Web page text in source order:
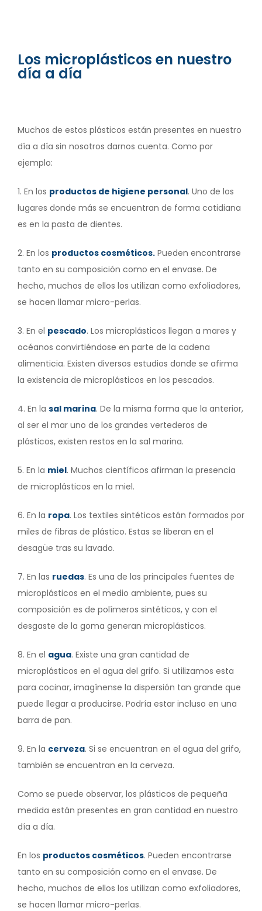
Los microplásticos en nuestro
día a día
Muchos de estos plásticos están presentes en nuestro
día a día sin nosotros darnos cuenta. Como por
ejemplo:
1. En los productos de higiene personal. Uno de los
lugares donde más se encuentran de forma cotidiana
es en la pasta de dientes.
2. En los productos cosméticos. Pueden encontrarse
tanto en su composición como en el envase. De
hecho, muchos de ellos los utilizan como exfoliadores,
se hacen llamar micro-perlas.
3. En el pescado. Los microplásticos llegan a mares y
océanos convirtiéndose en parte de la cadena
alimenticia. Existen diversos estudios donde se afirma
la existencia de microplásticos en los pescados.
4. En la sal marina. De la misma forma que la anterior,
al ser el mar uno de los grandes vertederos de
plásticos, existen restos en la sal marina.
5. En la miel. Muchos científicos afirman la presencia
de microplásticos en la miel.
6. En la ropa. Los textiles sintéticos están formados por
miles de fibras de plástico. Estas se liberan en el
desagüe tras su lavado.
7. En las ruedas. Es una de las principales fuentes de
microplásticos en el medio ambiente, pues su
composición es de polímeros sintéticos, y con el
desgaste de la goma generan microplásticos.
8. En el agua. Existe una gran cantidad de
microplásticos en el agua del grifo. Si utilizamos esta
para cocinar, imagínense la dispersión tan grande que
puede llegar a producirse. Podría estar incluso en una
barra de pan.
9. En la cerveza. Si se encuentran en el agua del grifo,
también se encuentran en la cerveza.
Como se puede observar, los plásticos de pequeña
medida están presentes en gran cantidad en nuestro
día a día.
En los productos cosméticos. Pueden encontrarse
tanto en su composición como en el envase. De
hecho, muchos de ellos los utilizan como exfoliadores,
se hacen llamar micro-perlas.